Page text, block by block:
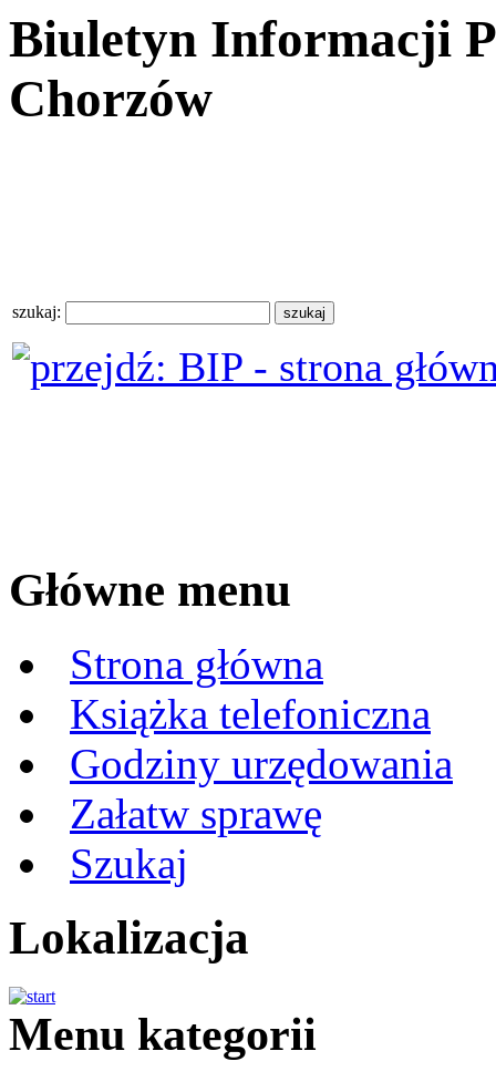
Biuletyn Informacji
Chorzów
szukaj:
Główne menu
Strona główna
Książka telefoniczna
Godziny urzędowania
Załatw sprawę
Szukaj
Lokalizacja
Menu kategorii